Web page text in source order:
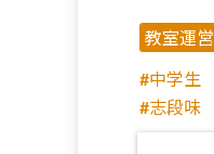
教室運営
中学生
志段味